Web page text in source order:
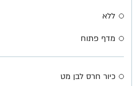
ללא
מדף פתוח
כיור חרס לבן מט